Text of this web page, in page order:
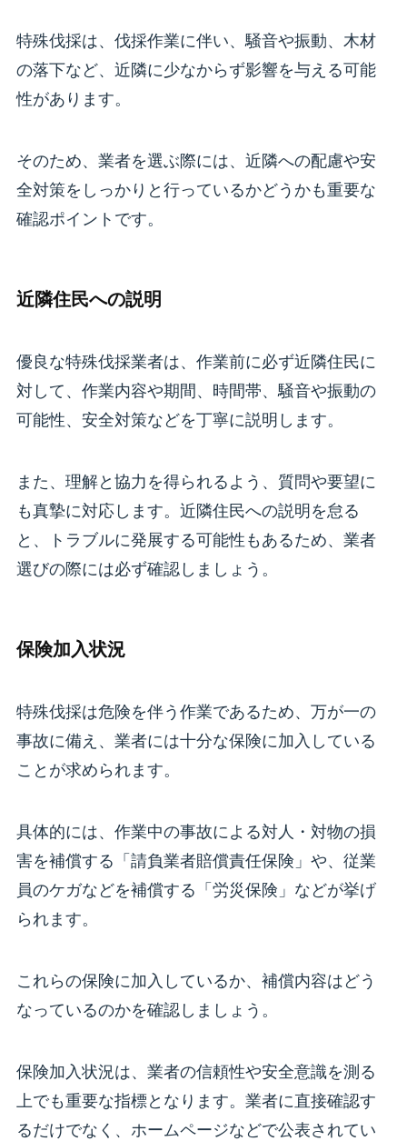
特殊伐採は、伐採作業に伴い、騒音や振動、木材
の落下など、近隣に少なからず影響を与える可能
性があります。
そのため、業者を選ぶ際には、近隣への配慮や安
全対策をしっかりと行っているかどうかも重要な
確認ポイントです。
近隣住民への説明
優良な特殊伐採業者は、作業前に必ず近隣住民に
対して、作業内容や期間、時間帯、騒音や振動の
可能性、安全対策などを丁寧に説明します。
また、理解と協力を得られるよう、質問や要望に
も真摯に対応します。近隣住民への説明を怠る
と、トラブルに発展する可能性もあるため、業者
選びの際には必ず確認しましょう。
保険加入状況
特殊伐採は危険を伴う作業であるため、万が一の
事故に備え、業者には十分な保険に加入している
ことが求められます。
具体的には、作業中の事故による対人・対物の損
害を補償する「請負業者賠償責任保険」や、従業
員のケガなどを補償する「労災保険」などが挙げ
られます。
これらの保険に加入しているか、補償内容はどう
なっているのかを確認しましょう。
保険加入状況は、業者の信頼性や安全意識を測る
上でも重要な指標となります。業者に直接確認す
るだけでなく、ホームページなどで公表されてい